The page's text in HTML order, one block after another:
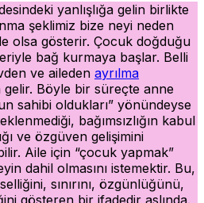
yanlışlığa gelin birlikte
şeklimiz bize neyi neden
olsa gösterir. Çocuk doğduğu
bağ kurmaya başlar. Belli
ve aileden ayrılma
gelir. Böyle bir süreçte anne
sahibi oldukları” yönündeyse
bağımsızlığın kabul
ve özgüven gelişimini
Aile için “çocuk yapmak”
dahil olmasını istemektir. Bu,
sınırını, özgünlüğünü,
gösteren bir ifadedir aslında.